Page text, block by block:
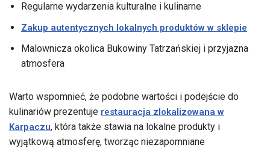
Regularne wydarzenia kulturalne i kulinarne
Zakup autentycznych lokalnych produktów w sklepie
Malownicza okolica Bukowiny Tatrzańskiej i przyjazna
atmosfera
Warto wspomnieć, że podobne wartości i podejście do
kulinariów prezentuje restauracja zlokalizowana w
Karpaczu, która także stawia na lokalne produkty i
wyjątkową atmosferę, tworząc niezapomniane